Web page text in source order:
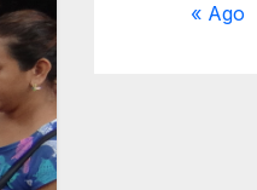
« Ago